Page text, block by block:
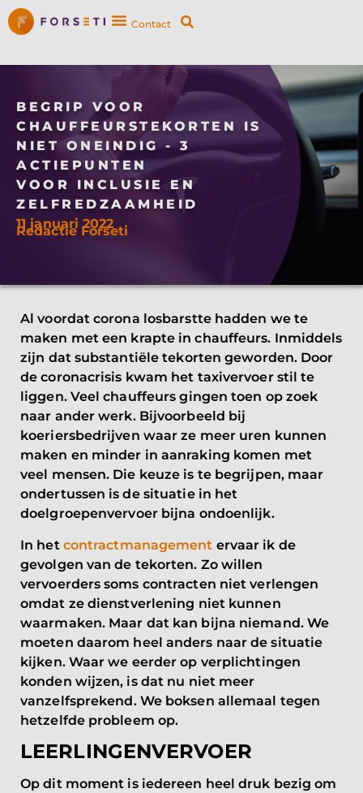
Contact
BEGRIP VOOR
CHAUFFEURSTEKORTEN IS
NIET ONEINDIG - 3
ACTIEPUNTEN
VOOR INCLUSIE EN
ZELFREDZAAMHEID
11 januari 2022
Redactie Forseti
Al voordat corona losbarstte hadden we te
maken met een krapte in chauffeurs. Inmiddels
zijn dat substantiële tekorten geworden. Door
de coronacrisis kwam het taxivervoer stil te
liggen. Veel chauffeurs gingen toen op zoek
naar ander werk. Bijvoorbeeld bij
koeriersbedrijven waar ze meer uren kunnen
maken en minder in aanraking komen met
veel mensen. Die keuze is te begrijpen, maar
ondertussen is de situatie in het
doelgroepenvervoer bijna ondoenlijk.
In het contractmanagement ervaar ik de
gevolgen van de tekorten. Zo willen
vervoerders soms contracten niet verlengen
omdat ze dienstverlening niet kunnen
waarmaken. Maar dat kan bijna niemand. We
moeten daarom heel anders naar de situatie
kijken. Waar we eerder op verplichtingen
konden wijzen, is dat nu niet meer
vanzelfsprekend. We boksen allemaal tegen
hetzelfde probleem op.
LEERLINGENVERVOER
Op dit moment is iedereen heel druk bezig om